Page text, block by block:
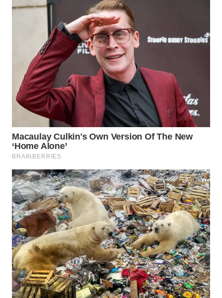
WN
WN
BOROBUDUR
WN
MADURA
WN
SURABAYA
WN
WN
BINTAN
WN
MANDALIKA
WN
LIKUPANG